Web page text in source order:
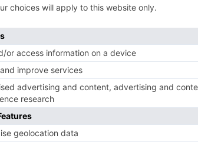
el área de Salud de Burgos, se
procedimientos quirúrgicos, 7.115
consultas externas.
Ley 8/2010, la vinculación de servicios
de Utilización Pública se realiza
sujeta a un triple límite:
fijos y permanentes